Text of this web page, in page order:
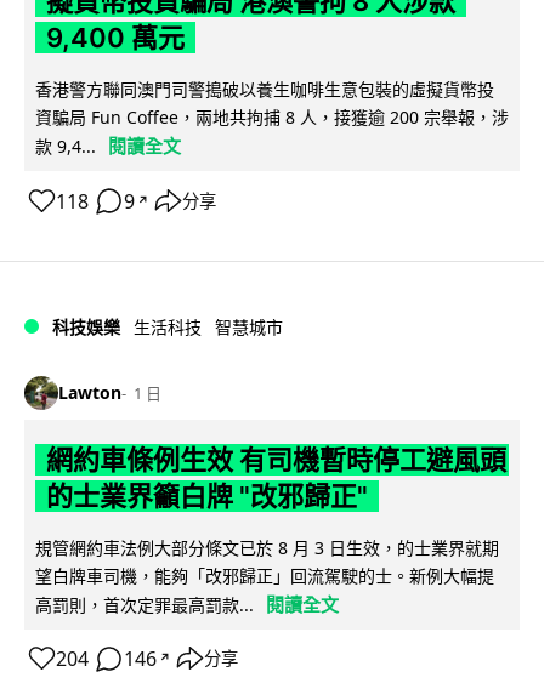
9,400 萬元
香港警方聯同澳門司警搗破以養生咖啡生意包裝的虛擬貨幣投
資騙局 Fun Coffee，兩地共拘捕 8 人，接獲逾 200 宗舉報，涉
款 9,4...
閱讀全文
118 9 ↗ 分享
科技娛樂 生活科技 智慧城市
Lawton 1 日
網約車條例生效 有司機暫時停工避風頭
的士業界籲白牌 "改邪歸正"
規管網約車法例大部分條文已於 8 月 3 日生效，的士業界就期
望白牌車司機，能夠「改邪歸正」回流駕駛的士。新例大幅提
高罰則，首次定罪最高罰款...
閱讀全文
204 146 ↗ 分享